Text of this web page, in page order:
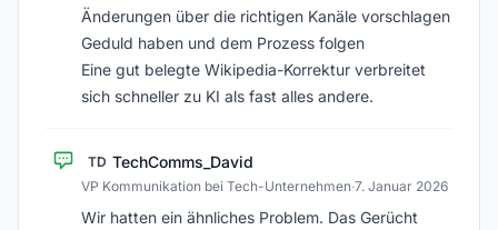
Änderungen über die richtigen Kanäle vorschlagen
Geduld haben und dem Prozess folgen
Eine gut belegte Wikipedia-Korrektur verbreitet
sich schneller zu KI als fast alles andere.
TD TechComms_David
VP Kommunikation bei Tech-Unternehmen·7. Januar 2026
Wir hatten ein ähnliches Problem. Das Gerücht